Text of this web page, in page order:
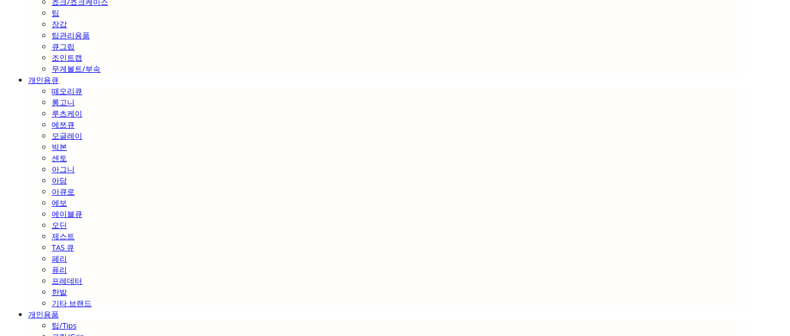
팁
장갑
팁관리용품
큐그립
조인트캡
무게볼트/부속
개인용큐
떼오리큐
롱고니
루츠케이
메쯔큐
모글레이
빅본
센토
아그니
아담
아큐로
에보
에이블큐
오딘
제스트
TAS 큐
페리
퓨리
프레데터
한밭
기타 브랜드
개인용품
팁/Tips